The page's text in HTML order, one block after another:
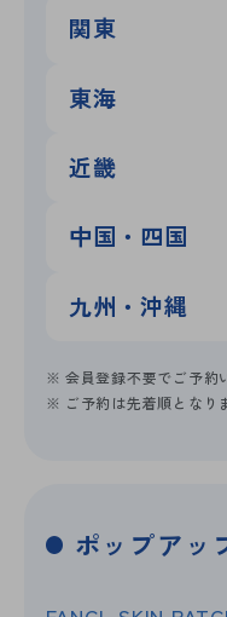
関東
東海
近畿
中国・四国
九州・沖縄
※ 会員登録不要でご予約
※ ご予約は先着順となり
ポップアッ